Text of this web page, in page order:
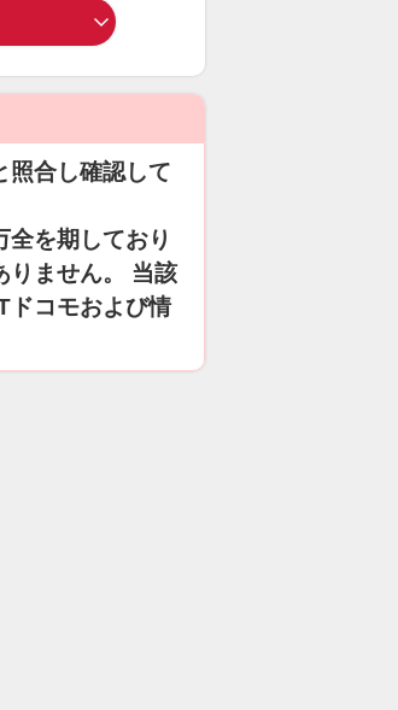
照合し確認して
を期しており
りません。 当該
ドコモおよび情